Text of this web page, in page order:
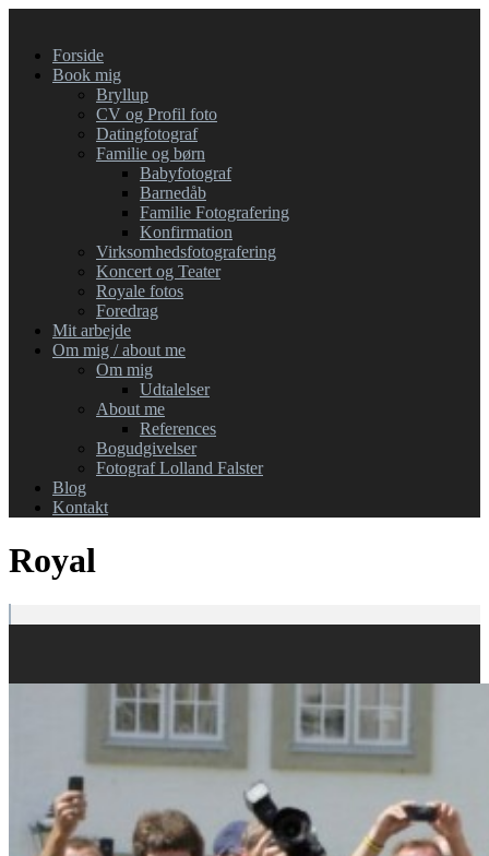
Forside
Book mig
Bryllup
CV og Profil foto
Datingfotograf
Familie og børn
Babyfotograf
Barnedåb
Familie Fotografering
Konfirmation
Virksomhedsfotografering
Koncert og Teater
Royale fotos
Foredrag
Mit arbejde
Om mig / about me
Om mig
Udtalelser
About me
References
Bogudgivelser
Fotograf Lolland Falster
Blog
Kontakt
Royal